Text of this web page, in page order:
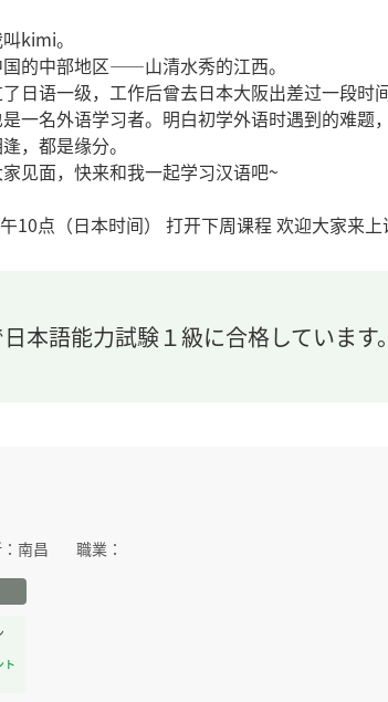
kimi。
的中部地区——山清水秀的江西。
日语一级，工作后曾去日本大阪出差过一段时间
一名外语学习者。明白初学外语时遇到的难题
，都是缘分。
见面，快来和我一起学习汉语吧~
10点（日本时间） 打开下周课程 欢迎大家来
本語能力試験１級に合格していま
南昌
職業：
ト